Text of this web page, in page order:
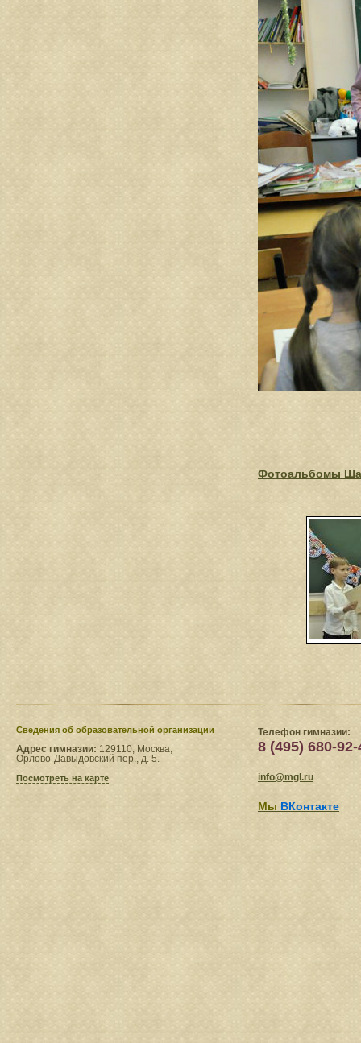
Фотоальбомы
Сведения​ об образовательной организации
Адрес гимназии: 129110, Москва,
Орлово-Давыдовский пер., д. 5.
Посмотреть на карте
Телефон гимназии:
8 (495) 680-92-
info@mgl.ru
Мы ВКонтакте